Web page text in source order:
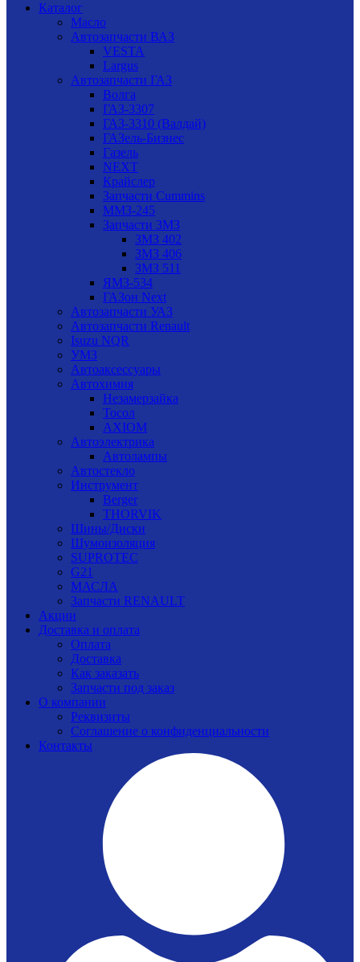
Каталог
Масло
Автозапчасти ВАЗ
VESTA
Largus
Автозапчасти ГАЗ
Волга
ГАЗ-3307
ГАЗ-3310 (Валдай)
ГАЗель-Бизнес
Газель
NEXT
Крайслер
Запчасти Cummins
ММЗ-245
Запчасти ЗМЗ
ЗМЗ 402
ЗМЗ 406
ЗМЗ 511
ЯМЗ-534
ГАЗон Next
Автозапчасти УАЗ
Автозапчасти Renault
Isuzu NQR
УМЗ
Автоаксессуары
Автохимия
Незамерзайка
Тосол
AXIOM
Автоэлектрика
Автолампы
Автостекло
Инструмент
Berger
THORVIK
Шины/Диски
Шумоизоляция
SUPROTEC
G21
МАСЛА
Запчасти RENAULT
Акции
Доставка и оплата
Оплата
Доставка
Как заказать
Запчасти под заказ
О компании
Реквизиты
Соглашение о конфиденциальности
Контакты